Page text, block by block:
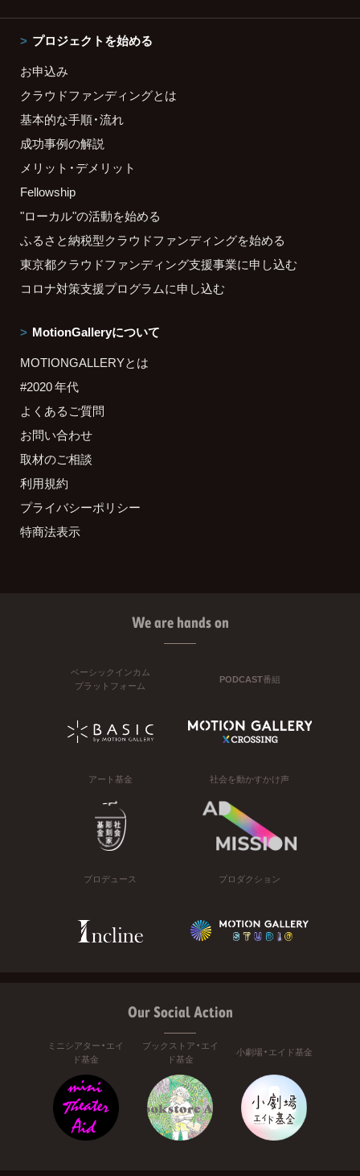
プロジェクトを始める
お申込み
クラウドファンディングとは
基本的な手順・流れ
成功事例の解説
メリット・デメリット
Fellowship
"ローカル"の活動を始める
ふるさと納税型クラウドファンディングを始める
東京都クラウドファンディング支援事業に申し込む
コロナ対策支援プログラムに申し込む
MotionGalleryについて
MOTIONGALLERYとは
#2020 年代
よくあるご質問
お問い合わせ
取材のご相談
利用規約
プライバシーポリシー
特商法表示
We are hands on
ベーシックインカム
プラットフォーム
PODCAST番組
アート基金 社会を動かすかけ声
プロデュース プロダクション
Our Social Action
ミニシアター・エイ
ド基金
ブックストア・エイ
ド基金
小劇場・エイド基金